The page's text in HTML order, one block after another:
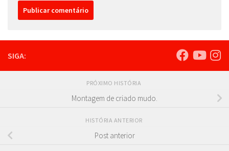
SIGA:
PRÓXIMO HISTÓRIA
Montagem de criado mudo.
HISTÓRIA ANTERIOR
Post anterior